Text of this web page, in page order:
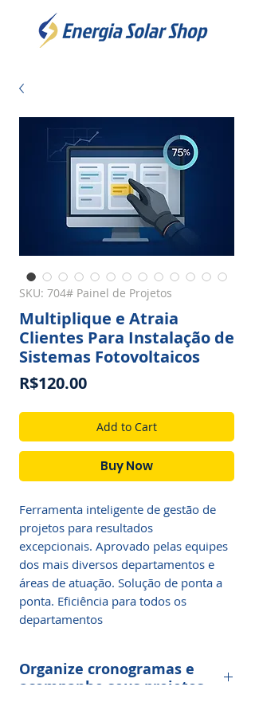
SKU: 704# Painel de Projetos
Multiplique e Atraia
Clientes Para Instalação de
Sistemas Fotovoltaicos
R$120.00Price
Add to Cart
Buy Now
Ferramenta inteligente de gestão de
projetos para resultados
excepcionais. Aprovado pelas equipes
dos mais diversos departamentos e
áreas de atuação. Solução de ponta a
ponta. Eficiência para todos os
departamentos
Organize cronogramas e
acompanhe seus projetos